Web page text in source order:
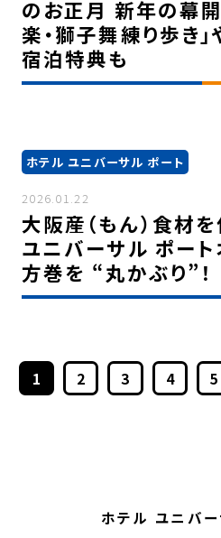
のお正月 新年の幕
楽・獅子舞練り歩き
宿泊特典も
ホテル ユニバーサル ポート
2026.01.22
大阪産（もん）食材
ユニバーサル ポー
方巻を “丸かぶり”！
1 2 3 4 5
ホテル ユニバ